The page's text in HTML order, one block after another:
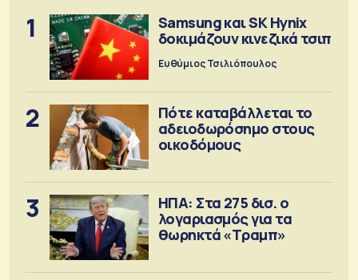
1
Samsung και SK Hynix
δοκιμάζουν κινεζικά τσιπ
Ευθύμιος Τσιλιόπουλος
2
Πότε καταβάλλεται το
αδειοδωρόσημο στους
οικοδόμους
3
ΗΠΑ: Στα 275 δισ. ο
λογαριασμός για τα
θωρηκτά «Τραμπ»